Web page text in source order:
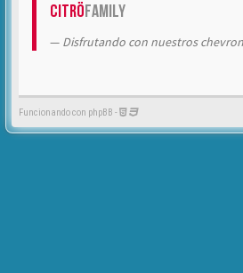
CitröFamily
Disfrutando con nuestros
Funcionando con phpBB -